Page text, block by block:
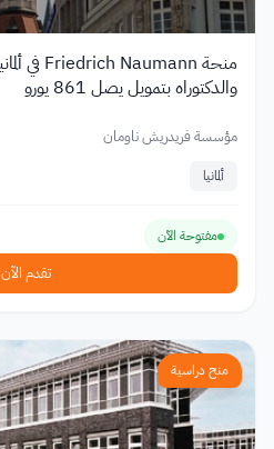
والدكتوراه بتمويل يصل 861 يورو
مؤسسة فريدريش ناومان
ألمانيا
مفتوحة الآن
تقدم الآن
منح دراسية